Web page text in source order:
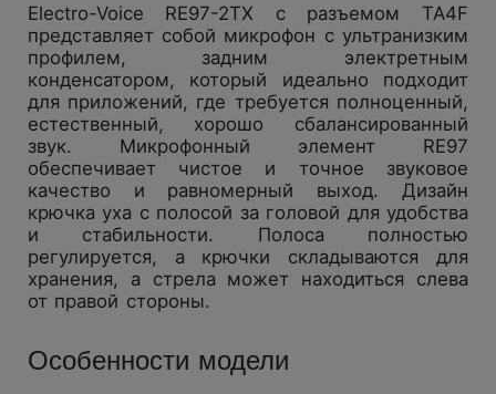
Electro-Voice RE97-2TX с разъемом TA4F
представляет собой микрофон с ультранизким
профилем, задним электретным
конденсатором, который идеально подходит
для приложений, где требуется полноценный,
естественный, хорошо сбалансированный
звук. Микрофонный элемент RE97
обеспечивает чистое и точное звуковое
качество и равномерный выход. Дизайн
крючка уха с полосой за головой для удобства
и стабильности. Полоса полностью
регулируется, а крючки складываются для
хранения, а стрела может находиться слева
от правой стороны.
Особенности модели